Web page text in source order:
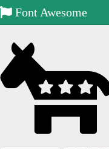
Font Awesome